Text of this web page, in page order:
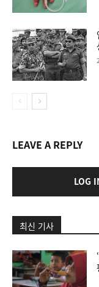
LEAVE A REPLY
LOG
최신 기사